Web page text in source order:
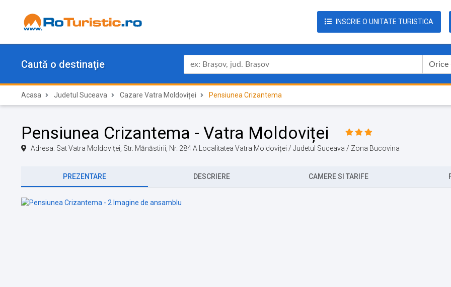
INSCRIE O UNITATE TURISTICA
Caută o destinaţie Orice
Acasa Judetul Suceava Cazare Vatra Moldoviței Pensiunea Crizantema
Pensiunea Crizantema - Vatra Moldoviței
Adresa: Sat Vatra Moldoviței, Str. Mănăstirii, Nr. 284 A Localitatea Vatra Moldoviței / Judetul Suceava / Zona Bucovina
PREZENTARE DESCRIERE CAMERE SI TARIFE